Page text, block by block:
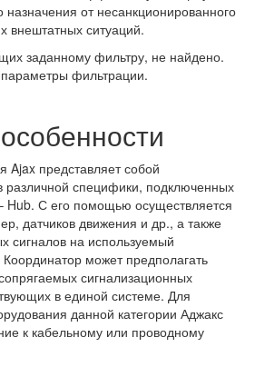
от несанкционированного
внештатных ситуаций.
заданному фильтру, не найдено.
фильтрации.
Ajax представляет собой
различной специфики, подключенных
Hub. С его помощью осуществляется
датчиков движения и др., а также
сигналов на используемый
может предполагать
сигнализационных
в единой системе. Для
данной категории Аджакс
к кабельному или проводному